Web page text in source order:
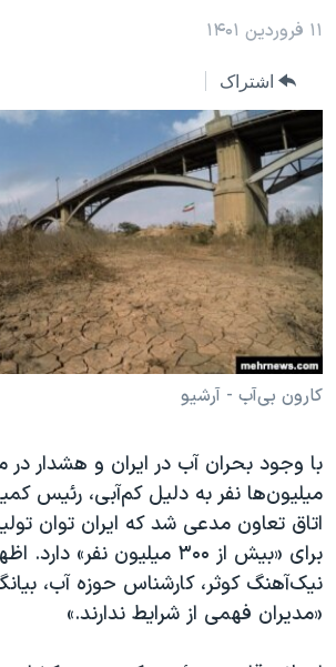
حقوق شهروندی
اقتصادی
علم و فناوری
اسرائیل در جنگ
گالری عکس
آرشیو پخش زنده
انتخابات ریاست جمهوری آمریکا ۲۰۲۴
حمله جمهوری اسلامی به اسرائیل
رمز مهسا
ورزش زنان در ایران
اعتراضات زن، زندگی، آزادی
مجموعه مستندهای دادخواهی
تریبونال مردمی آبان ۹۸
چهل سال گروگان‌گیری
قانون شفافیت دارائی کادر رهبری ایران
اعتراضات مردمی آبان ۹۸
اسرائیل در جنگ
نرگس محمدی برنده جایزه نوبل صلح
یادگیری زبان انگلیسی
زبانهای مختلف
۱۱ فروردین ۱۴۰۱
اشتراک
کارون بی‌آب - آرشیو
با وجود بحران آب در ایران و هشدار در
میلیون‌ها نفر به دلیل کم‌آبی، رئیس
اتاق تعاون مدعی شد که ایران توان
برای «بیش از ۳۰۰ میلیون نفر»
نیک‌آهنگ کوثر، کارشناس حوزه آب،
«مدیران فهمی از شرایط ندارند.»